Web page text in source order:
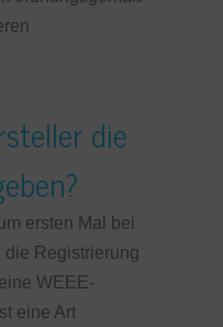
die
ersten Mal bei
die Registrierung
WEEE-
eine Art